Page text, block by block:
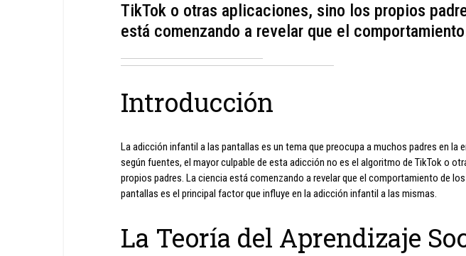
TikTok o otras aplicaciones, sino los propios
está comenzando a revelar que el
Introducción
La adicción infantil a las pantallas es un tema que preocupa a muchos padres en la
según fuentes, el mayor culpable de esta adicción no es el algoritmo de TikTok o
propios padres. La ciencia está comenzando a revelar que el comportamiento de
pantallas es el principal factor que influye en la adicción infantil a las mismas.
La Teoría del Aprendizaje